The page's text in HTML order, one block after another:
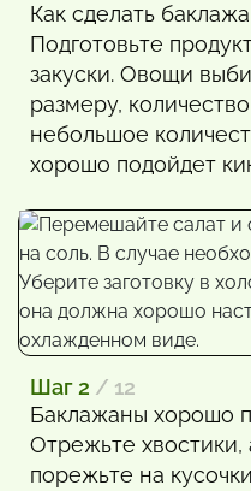
Как сделать
Подготовьте
закуски. Овощи
размеру,
небольшое
хорошо подойдет
Шаг 2 / 12
Баклажаны хорошо
Отрежьте
порежьте на